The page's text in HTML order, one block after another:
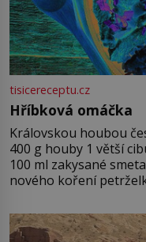
tisicereceptu.cz
Hříbková omáčka
Královskou houbou
400 g houby 1 větší
100 ml zakysané
nového koření